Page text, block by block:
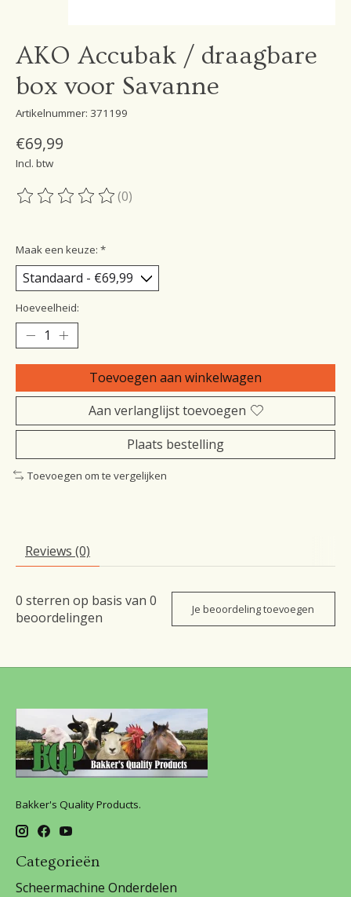
AKO Accubak / draagbare
box voor Savanne
Artikelnummer: 371199
€69,99
Incl. btw
De beoordeling van dit product is
(0)
Maak een keuze: *
Hoeveelheid:
Toevoegen aan winkelwagen
Aan verlanglijst toevoegen
Plaats bestelling
Toevoegen om te vergelijken
Reviews (0)
0 sterren op basis van 0
beoordelingen
Je beoordeling toevoegen
Bakker's Quality Products.
Categorieën
Scheermachine Onderdelen